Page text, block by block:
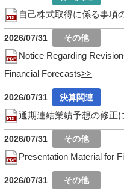
自己株式取得に係る事項
2026/07/31
Notice Regarding
Financial Forecasts
2026/07/31
通期連結業績予想の修正
2026/07/31
Presentation Material for
2026/07/31